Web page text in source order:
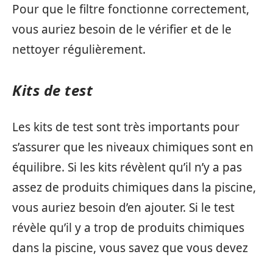
Pour que le filtre fonctionne correctement,
vous auriez besoin de le vérifier et de le
nettoyer régulièrement.
Kits de test
Les kits de test sont très importants pour
s’assurer que les niveaux chimiques sont en
équilibre. Si les kits révèlent qu’il n’y a pas
assez de produits chimiques dans la piscine,
vous auriez besoin d’en ajouter. Si le test
révèle qu’il y a trop de produits chimiques
dans la piscine, vous savez que vous devez